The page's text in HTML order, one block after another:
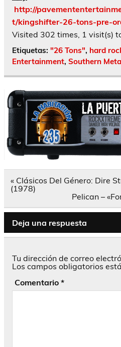
http://
t/kingshifter-26-tons-pre-
Visited 302 times, 1 visit(s)
Etiquetas: "26 Tons", hard
Entertainment, Southern
Navegación
de
entradas
« Clásicos Del Género: Dire
(1978)
Pelican –
Deja una respuesta
Tu dirección de correo
Los campos obligatorios
Comentario *